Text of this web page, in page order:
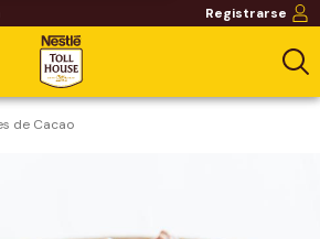
Registrarse
de Cacao